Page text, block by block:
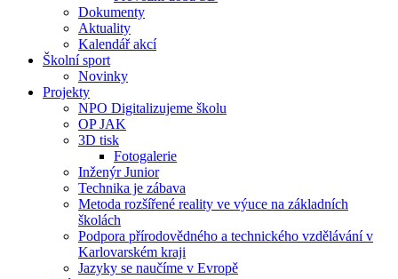
Dokumenty
Aktuality
Kalendář akcí
Školní sport
Novinky
Projekty
NPO Digitalizujeme školu
OP JAK
3D tisk
Fotogalerie
Inženýr Junior
Technika je zábava
Metoda rozšířené reality ve výuce na základních
školách
Podpora přírodovědného a technického vzdělávání v
Karlovarském kraji
Jazyky se naučíme v Evropě